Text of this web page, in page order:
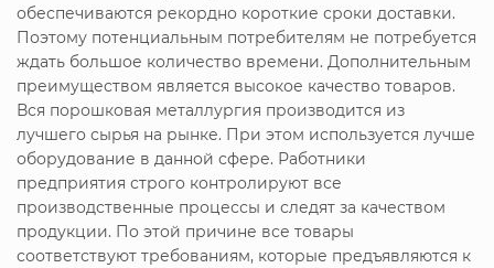
обеспечиваются рекордно короткие сроки доставки.
Поэтому потенциальным потребителям не потребуется
ждать большое количество времени. Дополнительным
преимуществом является высокое качество товаров.
Вся порошковая металлургия производится из
лучшего сырья на рынке. При этом используется лучше
оборудование в данной сфере. Работники
предприятия строго контролируют все
производственные процессы и следят за качеством
продукции. По этой причине все товары
соответствуют требованиям, которые предъявляются к